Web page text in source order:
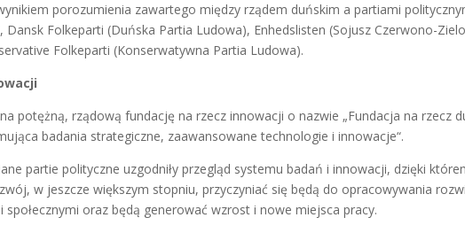
porozumienia zawartego między rządem duńskim a partiami
Dansk Folkeparti (Duńska Partia Ludowa), Enhedslisten (Sojusz Czerwono-
Folkeparti (Konserwatywna Partia Ludowa).
potężną, rządową fundację na rzecz innowacji o nazwie „Fundacja na rzecz
badania strategiczne, zaawansowane technologie i innowacje“.
partie polityczne uzgodniły przegląd systemu badań i innowacji, dzięki
w jeszcze większym stopniu, przyczyniać się będą do opracowywania
społecznymi oraz będą generować wzrost i nowe miejsca pracy.